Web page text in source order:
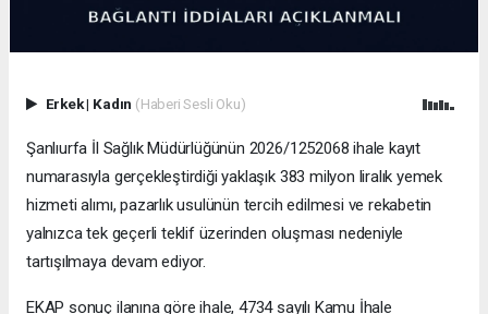
Erkek| Kadın (Haberi Sesli Oku)
Şanlıurfa İl Sağlık Müdürlüğünün 2026/1252068 ihale kayıt
numarasıyla gerçekleştirdiği yaklaşık 383 milyon liralık yemek
hizmeti alımı, pazarlık usulünün tercih edilmesi ve rekabetin
yalnızca tek geçerli teklif üzerinden oluşması nedeniyle
tartışılmaya devam ediyor.
EKAP sonuç ilanına göre ihale, 4734 sayılı Kamu İhale